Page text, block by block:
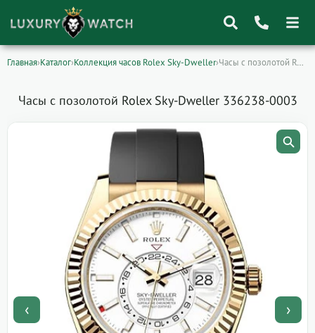
Главная›Каталог›Коллекция часов Rolex Sky-Dweller› Часы с позолотой Rolex Sky-Dweller 336238-0003
Часы с позолотой Rolex Sky-Dweller 336238-0003
‹ ›